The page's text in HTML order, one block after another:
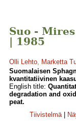
Suo -
| 1985
Olli Lehto, Marketta
Suomalaisen
kvantitatiivinen
English title:
degradation and
peat.
Tiivistelmä|